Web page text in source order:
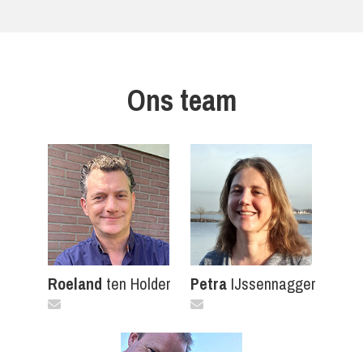
Ons team
Roeland ten Holder PetraIJssennagger